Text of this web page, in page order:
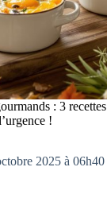
: 3 recettes
!
2025 à 06h40